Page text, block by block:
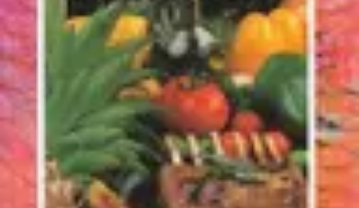
Globe Explore
Voyage DurableSécurité en voyageVoyage Écoresponsable Voyages
en Solo
Conseils Pratiques
Globe Explore